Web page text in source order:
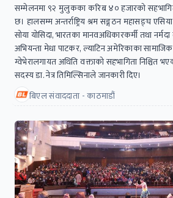
सम्मेलनमा ९२ मुलुकका करिब ४० हजारको
छ। हालसम्म अन्तर्राष्ट्रिय श्रम सङ्गठन महासङ्घ
सोया योसिदा, भारतका मानवअधिकारकर्मी तथा
अभियन्ता मेधा पाटकर, ल्याटिन अमेरिकाका
ग्वेभेरालगायत अथिति वक्ताको सहभागिता निश्चित
सदस्य डा. नेत्र तिमिल्सिनाले जानकारी दिए।
बिएल संवाददाता - काठमाडौं